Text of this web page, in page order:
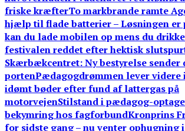
friske kræfterTo markbrande ramte
hjælp til flade batterier – Løsningen er
kan du lade mobilen op mens du
festivalen reddet efter hektisk
Skærbækcentret: Ny bestyrelse sender
portenPædagogdrømmen lever videre
idømt bøder efter fund af lattergas på
motorvejenStilstand i pædagog-
bekymring hos fagforbundKronprins
for sidste gang – nu venter ophugning